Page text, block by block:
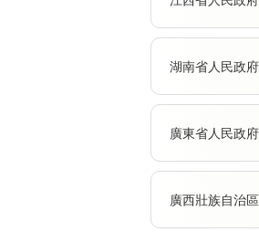
湖南省人民政府
廣東省人民政府
廣西壯族自治